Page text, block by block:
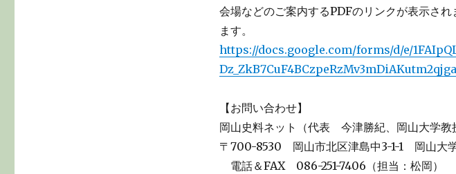
会場などのご案内するPDFのリンクが表示さ
ます。
https://docs.google.com/forms/d/e/
【お問い合わせ】
岡山史料ネット（代表 今津勝紀、岡山大学教
〒700-8530 岡山市北区津島中3-1-1 岡山大
電話＆FAX 086-251-7406（担当：松岡）